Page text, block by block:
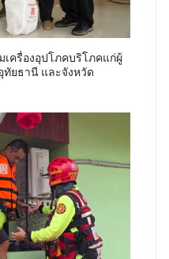
ครื่องอุปโภคบริโภคแก่ผู้
ยธานี และจังหวัด